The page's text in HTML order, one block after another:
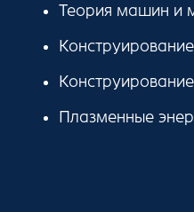
Теория машин и
Плазменные